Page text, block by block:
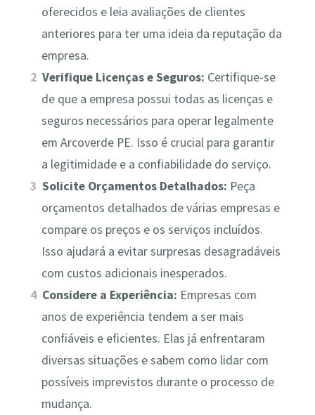
oferecidos e leia avaliações de clientes
anteriores para ter uma ideia da reputação da
empresa.
Verifique Licenças e Seguros: Certifique-se
de que a empresa possui todas as licenças e
seguros necessários para operar legalmente
em Arcoverde PE. Isso é crucial para garantir
a legitimidade e a confiabilidade do serviço.
Solicite Orçamentos Detalhados: Peça
orçamentos detalhados de várias empresas e
compare os preços e os serviços incluídos.
Isso ajudará a evitar surpresas desagradáveis
com custos adicionais inesperados.
Considere a Experiência: Empresas com
anos de experiência tendem a ser mais
confiáveis e eficientes. Elas já enfrentaram
diversas situações e sabem como lidar com
possíveis imprevistos durante o processo de
mudança.